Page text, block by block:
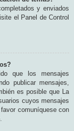
y enviados
el Panel de Control
que los mensajes
publicar mensajes,
es posible que La
cuyos mensajes
comuníquese con